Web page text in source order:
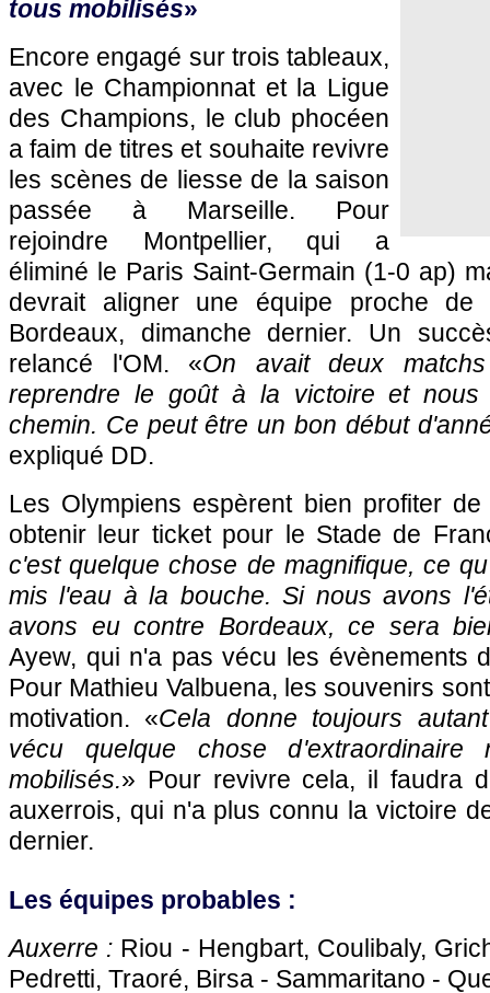
tous mobilisés»
Encore engagé sur trois tableaux,
avec le Championnat et la Ligue
des Champions, le club phocéen
a faim de titres et souhaite revivre
les scènes de liesse de la saison
passée à Marseille. Pour
rejoindre Montpellier, qui a
éliminé le Paris Saint-Germain (1-0 ap)
devrait aligner une équipe proche
Bordeaux, dimanche dernier. Un
relancé l'OM. «On avait deux
reprendre le goût à la victoire et
chemin. Ce peut être un bon début
expliqué DD.
Les Olympiens espèrent bien profiter
obtenir leur ticket pour le Stade de
c'est quelque chose de magnifique, ce
mis l'eau à la bouche. Si nous avons
avons eu contre Bordeaux, ce sera
Ayew, qui n'a pas vécu les évènements
Pour Mathieu Valbuena, les souvenirs
motivation. «Cela donne toujours
vécu quelque chose d'extraordinaire
mobilisés.» Pour revivre cela, il faudra
auxerrois, qui n'a plus connu la victoire
dernier.
Les équipes probables :
Auxerre : Riou - Hengbart, Coulibaly,
Pedretti, Traoré, Birsa - Sammaritano -